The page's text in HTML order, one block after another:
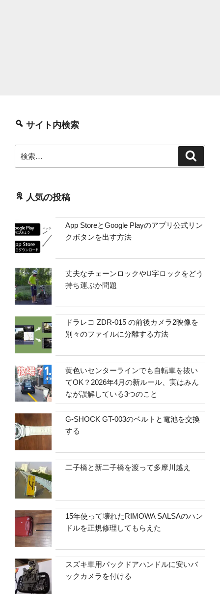
サイト内検索
索:
人気の投稿
App StoreとGoogle Playのアプリ公式リン
クボタンを出す方法
丈夫なチェーンロックやU字ロックをどう
持ち運ぶか問題
ドラレコ ZDR-015 の前後カメラ2映像を
別々のファイルに分離する方法
黄色いセンターラインでも自転車を抜い
てOK？2026年4月の新ルール、実はみん
なが誤解している3つのこと
G-SHOCK GT-003のベルトと電池を交換
する
二子橋と新二子橋を渡って多摩川越え
15年使って壊れたRIMOWA SALSAのハン
ドルを正規修理してもらえた
スズキ車用バックドアハンドルに安いバ
ックカメラを付ける